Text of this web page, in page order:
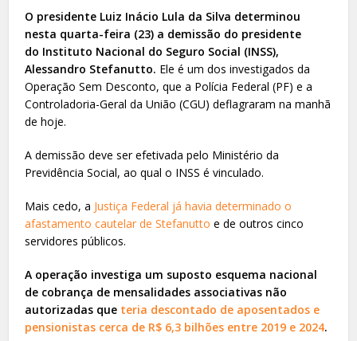
O presidente Luiz Inácio Lula da Silva determinou
nesta quarta-feira (23) a demissão do presidente
do Instituto Nacional do Seguro Social (INSS),
Alessandro Stefanutto. Ele é um dos investigados da
Operação Sem Desconto, que a Polícia Federal (PF) e a
Controladoria-Geral da União (CGU) deflagraram na manhã
de hoje.
A demissão deve ser efetivada pelo Ministério da
Previdência Social, ao qual o INSS é vinculado.
Mais cedo, a Justiça Federal já havia determinado o
afastamento cautelar de Stefanutto e de outros cinco
servidores públicos.
A operação investiga um suposto esquema nacional
de cobrança de mensalidades associativas não
autorizadas que teria descontado de aposentados e
pensionistas cerca de R$ 6,3 bilhões entre 2019 e 2024.